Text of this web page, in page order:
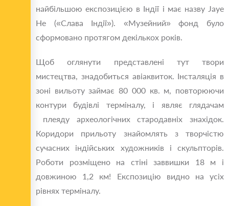
найбільшою експозицією в Індії і має назву Jaye
He («Слава Індії»). «Музейний» фонд було
сформовано протягом декількох років.
Щоб оглянути представлені тут твори
мистецтва, знадобиться авіаквиток. Інсталяція в
зоні вильоту займає 80 000 кв. м, повторюючи
контури будівлі терміналу, і являє глядачам
плеяду археологічних стародавніх знахідок.
Коридори прильоту знайомлять з творчістю
сучасних індійських художників і скульпторів.
Роботи розміщено на стіні заввишки 18 м і
довжиною 1,2 км! Експозицію видно на усіх
рівнях терміналу.